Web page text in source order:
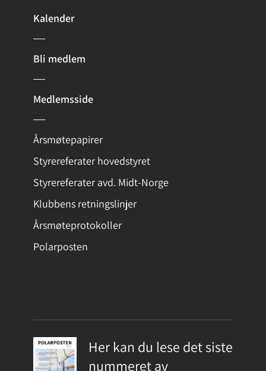
Kalender
Bli medlem
Medlemsside
Årsmøtepapirer
Styrereferater hovedstyret
Styrereferater avd. Midt-Norge
Klubbens retningslinjer
Årsmøteprotokoller
Polarposten
Her kan du lese det siste
nummeret av